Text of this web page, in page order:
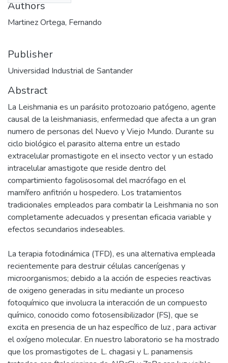
Authors
Martinez Ortega, Fernando
Publisher
Universidad Industrial de Santander
Abstract
La Leishmania es un parásito protozoario patógeno, agente
causal de la leishmaniasis, enfermedad que afecta a un gran
numero de personas del Nuevo y Viejo Mundo. Durante su
ciclo biológico el parasito alterna entre un estado
extracelular promastigote en el insecto vector y un estado
intracelular amastigote que reside dentro del
compartimiento fagolisosomal del macrófago en el
mamífero anfitrión u hospedero. Los tratamientos
tradicionales empleados para combatir la Leishmania no son
completamente adecuados y presentan eficacia variable y
efectos secundarios indeseables.
La terapia fotodinámica (TFD), es una alternativa empleada
recientemente para destruir células cancerígenas y
microorganismos; debido a la acción de especies reactivas
de oxigeno generadas in situ mediante un proceso
fotoquímico que involucra la interacción de un compuesto
químico, conocido como fotosensibilizador (FS), que se
excita en presencia de un haz específico de luz , para activar
el oxígeno molecular. En nuestro laboratorio se ha mostrado
que los promastigotes de L. chagasi y L. panamensis